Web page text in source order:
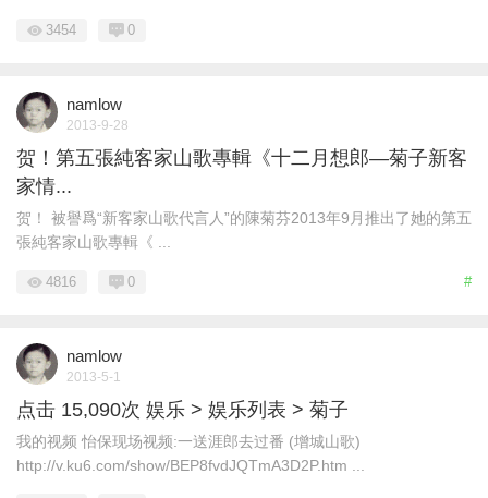
3454 0
namlow
2013-9-28
贺！第五張純客家山歌專輯《十二月想郎—菊子新客
家情...
贺！ 被譽爲“新客家山歌代言人”的陳菊芬2013年9月推出了她的第五
張純客家山歌專輯《 ...
#
4816 0
namlow
2013-5-1
点击 15,090次 娱乐 > 娱乐列表 > 菊子
我的视频 怡保现场视频:一送涯郎去过番 (增城山歌)
http://v.ku6.com/show/BEP8fvdJQTmA3D2P.htm ...